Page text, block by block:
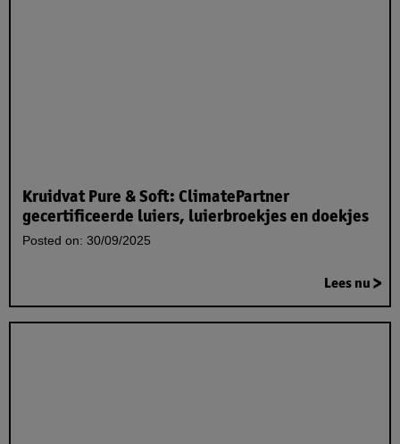
Kruidvat Pure & Soft: ClimatePartner
gecertificeerde luiers, luierbroekjes en doekjes
Posted on: 30/09/2025
Lees nu